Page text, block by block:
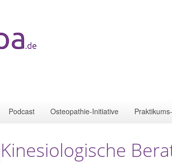
Podcast Osteopathie-Initiative
Kinesiologische